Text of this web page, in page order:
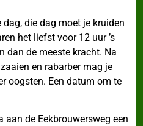
die dag moet je kruiden
het liefst voor 12 uur ’s
dan de meeste kracht. Na
en rabarber mag je
oogsten. Een datum om te
de Eekbrouwersweg een